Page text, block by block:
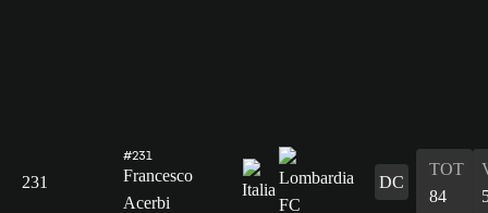
231
#231
Francesco
Acerbi
DC
TOT
84